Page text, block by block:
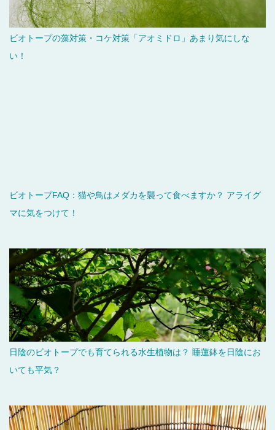
ビオトープの藻対策・コケ対策「アオミドロ」あまり気にしな
い！
ビオトープFAQ：猫や鳥はメダカを襲って食べますか？ アライグ
マに気をつけて！
日陰のビオトープでも育てられる水生植物は？ 睡蓮鉢を日陰にお
いても平気？